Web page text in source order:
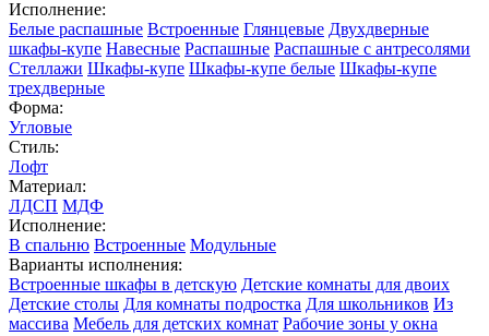
Исполнение:
Белые распашные Встроенные Глянцевые Двухдверные
шкафы-купе Навесные Распашные Распашные с антресолями
Стеллажи Шкафы-купе Шкафы-купе белые Шкафы-купе
трехдверные
Форма:
Угловые
Стиль:
Лофт
Материал:
ЛДСП МДФ
Исполнение:
В спальню Встроенные Модульные
Варианты исполнения:
Встроенные шкафы в детскую Детские комнаты для двоих
Детские столы Для комнаты подростка Для школьников Из
массива Мебель для детских комнат Рабочие зоны у окна